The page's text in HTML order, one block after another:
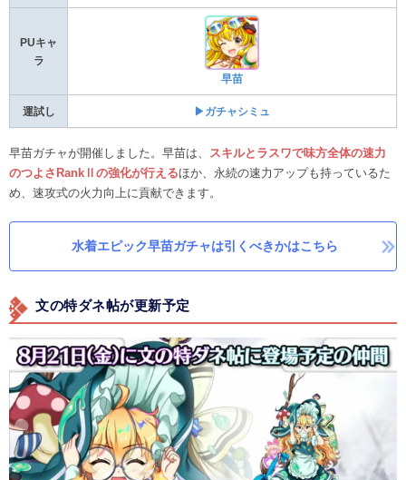
PUキャ
ラ
早苗
運試し ▶ガチャシミュ
早苗ガチャが開催しました。早苗は、 スキルとラスワで味方全体の速力
のつよさRankⅡの強化が行えるほか、永続の速力アップも持っているた
め、速攻式の火力向上に貢献できます。
水着エピック早苗ガチャは引くべきかはこちら
文の特ダネ帖が更新予定